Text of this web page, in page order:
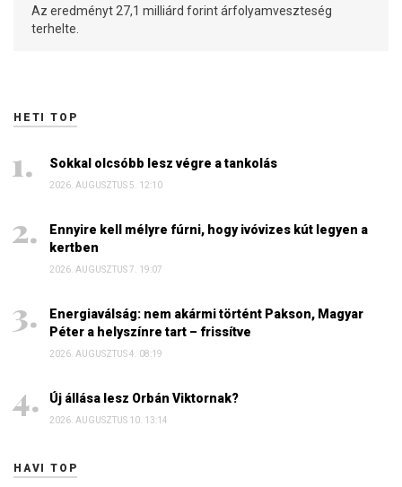
Az eredményt 27,1 milliárd forint árfolyamveszteség
terhelte.
HETI TOP
Sokkal olcsóbb lesz végre a tankolás
2026. AUGUSZTUS 5. 12:10
Ennyire kell mélyre fúrni, hogy ivóvizes kút legyen a
kertben
2026. AUGUSZTUS 7. 19:07
Energiaválság: nem akármi történt Pakson, Magyar
Péter a helyszínre tart – frissítve
2026. AUGUSZTUS 4. 08:19
Új állása lesz Orbán Viktornak?
2026. AUGUSZTUS 10. 13:14
HAVI TOP